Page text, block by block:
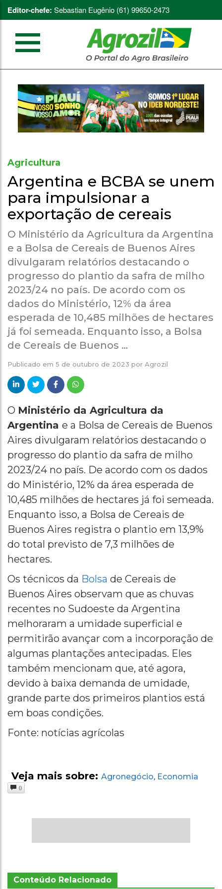
Editor-chefe: Sebastian Eugênio (61) 99650-2473
Agricultura
Argentina e BCBA se unem
para impulsionar a
exportação de cereais
O Ministério da Agricultura da Argentina
e a Bolsa de Cereais de Buenos Aires
divulgaram relatórios destacando o
progresso do plantio da safra de milho
2023/24 no país. De acordo com os
dados do Ministério, 12% da área
esperada de 10,485 milhões de hectares
já foi semeada. Enquanto isso, a Bolsa
de Cereais de Buenos …
Publicado em 5 de outubro de 2023 por Agrozil
O Ministério da Agricultura da
Argentina e a Bolsa de Cereais de Buenos
Aires divulgaram relatórios destacando o
progresso do plantio da safra de milho
2023/24 no país. De acordo com os dados
do Ministério, 12% da área esperada de
10,485 milhões de hectares já foi semeada.
Enquanto isso, a Bolsa de Cereais de
Buenos Aires registra o plantio em 13,9%
do total previsto de 7,3 milhões de
hectares.
Os técnicos da Bolsa de Cereais de
Buenos Aires observam que as chuvas
recentes no Sudoeste da Argentina
melhoraram a umidade superficial e
permitirão avançar com a incorporação de
algumas plantações antecipadas. Eles
também mencionam que, até agora,
devido à baixa demanda de umidade,
grande parte dos primeiros plantios está
em boas condições.
Fonte: notícias agrícolas
Veja mais sobre: Agronegócio, Economia
0
Conteúdo Relacionado